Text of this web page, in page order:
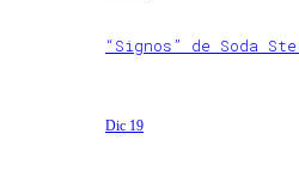
“Signos” de Soda
Dic 19